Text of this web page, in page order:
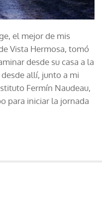
el mejor de mis
Vista Hermosa, tomó
desde su casa a la
allí, junto a mi
Fermín Naudeau,
para iniciar la jornada